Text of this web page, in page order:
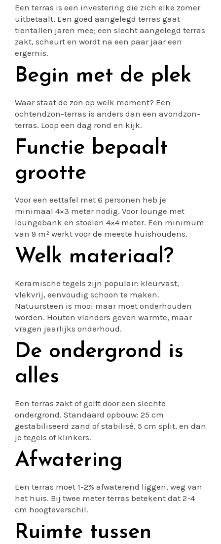
Een terras is een investering die zich elke zomer
uitbetaalt. Een goed aangelegd terras gaat
tientallen jaren mee; een slecht aangelegd terras
zakt, scheurt en wordt na een paar jaar een
ergernis.
Begin met de plek
Waar staat de zon op welk moment? Een
ochtendzon-terras is anders dan een avondzon-
terras. Loop een dag rond en kijk.
Functie bepaalt
grootte
Voor een eettafel met 6 personen heb je
minimaal 4×3 meter nodig. Voor lounge met
loungebank en stoelen 4×4 meter. Een minimum
van 9 m² werkt voor de meeste huishoudens.
Welk materiaal?
Keramische tegels zijn populair: kleurvast,
vlekvrij, eenvoudig schoon te maken.
Natuursteen is mooi maar moet onderhouden
worden. Houten vlonders geven warmte, maar
vragen jaarlijks onderhoud.
De ondergrond is
alles
Een terras zakt of golft door een slechte
ondergrond. Standaard opbouw: 25 cm
gestabiliseerd zand of stabilisé, 5 cm split, en dan
je tegels of klinkers.
Afwatering
Een terras moet 1-2% afwaterend liggen, weg van
het huis. Bij twee meter terras betekent dat 2-4
cm hoogteverschil.
Ruimte tussen